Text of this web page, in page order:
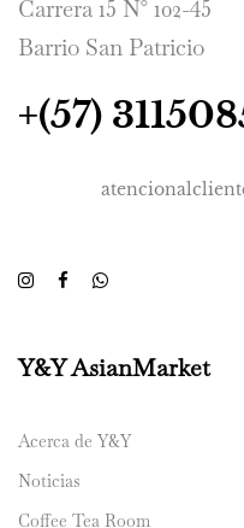
Carrera 15 N° 102-45
Barrio San Patricio
+(57)
Y&Y AsianMarket
Acerca de Y&Y
Noticias
Coffee Tea Room